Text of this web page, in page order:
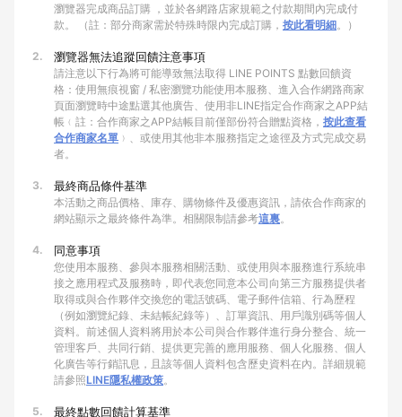
瀏覽器完成商品訂購 ，並於各網路店家規範之付款期間內完成付
款。 （註：部分商家需於特殊時限內完成訂購， 按此看明細。）
2. 瀏覽器無法追蹤回饋注意事項
請注意以下行為將可能導致無法取得 LINE POINTS 點數回饋資
格：使用無痕視窗 / 私密瀏覽功能使用本服務、進入合作網路商家
頁面瀏覽時中途點選其他廣告、使用非LINE指定合作商家之APP結
帳﹙註：合作商家之APP結帳目前僅部份符合贈點資格， 按此查看
合作商家名單 ﹚、或使用其他非本服務指定之途徑及方式完成交易
者。
3. 最終商品條件基準
本活動之商品價格、庫存、購物條件及優惠資訊，請依合作商家的
網站顯示之最終條件為準。相關限制請參考這裏。
4. 同意事項
您使用本服務、參與本服務相關活動、或使用與本服務進行系統串
接之應用程式及服務時，即代表您同意本公司向第三方服務提供者
取得或與合作夥伴交換您的電話號碼、電子郵件信箱、行為歷程
（例如瀏覽紀錄、未結帳紀錄等）、訂單資訊、用戶識別碼等個人
資料。前述個人資料將用於本公司與合作夥伴進行身分整合、統一
管理客戶、共同行銷、提供更完善的應用服務、個人化服務、個人
化廣告等行銷訊息，且該等個人資料包含歷史資料在內。詳細規範
請參照LINE隱私權政策。
5. 最終點數回饋計算基準